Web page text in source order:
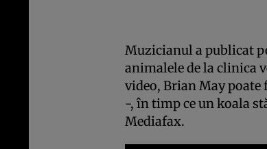
Muzicianul a publicat
animalele de la clinica
video, Brian May
-, în timp ce un koala
Mediafax.